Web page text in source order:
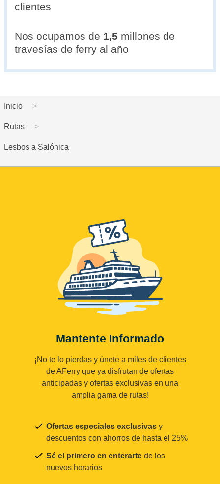
clientes
Nos ocupamos de 1,5 millones de
travesías de ferry al año
Inicio
Rutas
Lesbos a Salónica
Mantente Informado
¡No te lo pierdas y únete a miles de clientes
de AFerry que ya disfrutan de ofertas
anticipadas y ofertas exclusivas en una
amplia gama de rutas!
Ofertas especiales exclusivas y
descuentos con ahorros de hasta el 25%
Sé el primero en enterarte de los
nuevos horarios